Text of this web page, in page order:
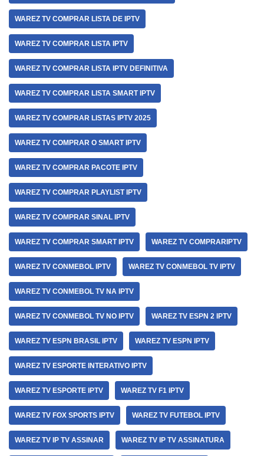
WAREZ TV COMPRAR LISTA DE IPTV
WAREZ TV COMPRAR LISTA IPTV
WAREZ TV COMPRAR LISTA IPTV DEFINITIVA
WAREZ TV COMPRAR LISTA SMART IPTV
WAREZ TV COMPRAR LISTAS IPTV 2025
WAREZ TV COMPRAR O SMART IPTV
WAREZ TV COMPRAR PACOTE IPTV
WAREZ TV COMPRAR PLAYLIST IPTV
WAREZ TV COMPRAR SINAL IPTV
WAREZ TV COMPRAR SMART IPTV WAREZ TV COMPRARIPTV
WAREZ TV CONMEBOL IPTV WAREZ TV CONMEBOL TV IPTV
WAREZ TV CONMEBOL TV NA IPTV
WAREZ TV CONMEBOL TV NO IPTV WAREZ TV ESPN 2 IPTV
WAREZ TV ESPN BRASIL IPTV WAREZ TV ESPN IPTV
WAREZ TV ESPORTE INTERATIVO IPTV
WAREZ TV ESPORTE IPTV WAREZ TV F1 IPTV
WAREZ TV FOX SPORTS IPTV WAREZ TV FUTEBOL IPTV
WAREZ TV IP TV ASSINAR WAREZ TV IP TV ASSINATURA